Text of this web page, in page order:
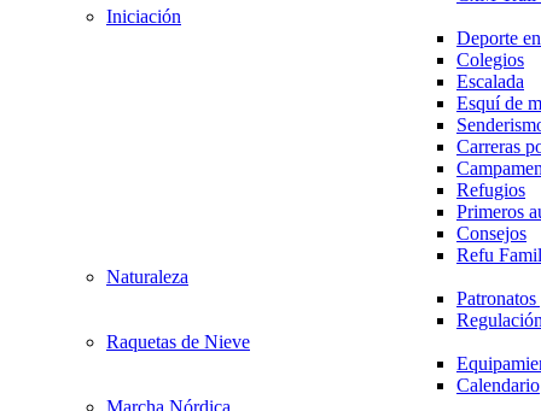
Iniciación
Deporte
Colegios
Escalada
Esquí de
Carreras
Refugios
Primeros
Consejos
Refu
Naturaleza
Raquetas de Nieve
Calendario
Marcha Nórdica